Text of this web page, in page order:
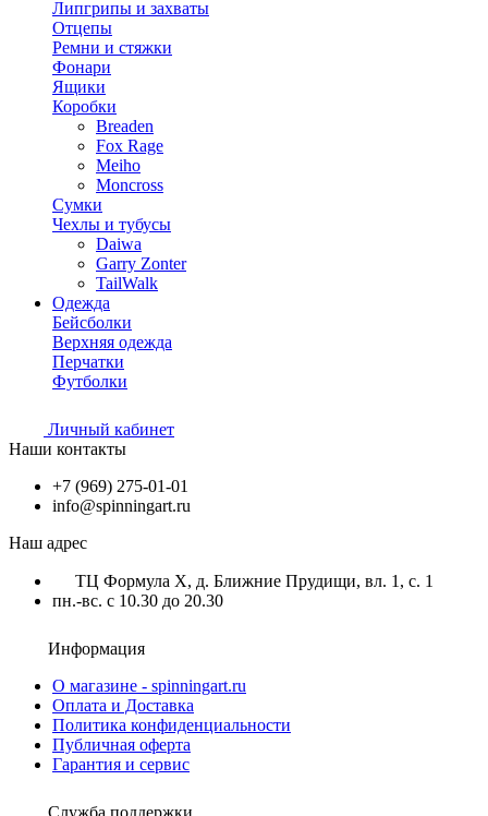
Липгрипы и захваты
Отцепы
Ремни и стяжки
Фонари
Ящики
Коробки
Breaden
Fox Rage
Meiho
Moncross
Сумки
Чехлы и тубусы
Daiwa
Garry Zonter
TailWalk
Одежда
Бейсболки
Верхняя одежда
Перчатки
Футболки
Личный кабинет
Наши контакты
+7 (969) 275-01-01
info@spinningart.ru
Наш адрес
ТЦ Формула X, д. Ближние Прудищи, вл. 1, с. 1
пн.-вс. с 10.30 до 20.30
Информация
О магазине - spinningart.ru
Оплата и Доставка
Политика конфиденциальности
Публичная оферта
Гарантия и сервис
Служба поддержки